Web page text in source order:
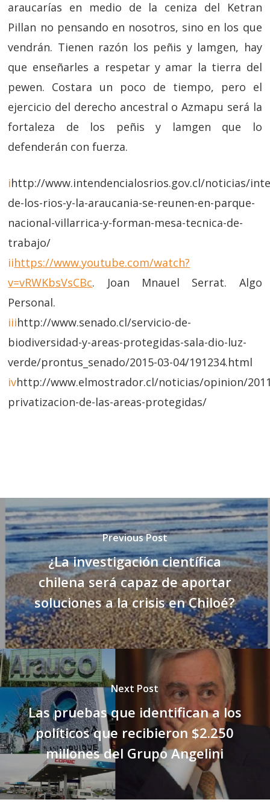
araucarías en medio de la ceniza del Ketran
Pillan no pensando en nosotros, sino en los que
vendrán. Tienen razón los peñis y lamgen, hay
que enseñarles a respetar y amar la tierra del
pewen. Costara un poco de tiempo, pero el
ejercicio del derecho ancestral o Azmapu será la
fortaleza de los peñis y lamgen que lo
defenderán con fuerza.
ihttp://www.intendencialosrios.gov.cl/noticias/
de-los-rios-y-la-araucania-se-reunen-en-parque-
nacional-villarrica-y-forman-mesa-tecnica-de-
trabajo/
iihttps://www.youtube.com/watch?
v=vRWKbsVsCBc. Joan Mnauel Serrat. Algo
Personal.
iiihttp://www.senado.cl/servicio-de-
biodiversidad-y-areas-protegidas-sala-dio-luz-
verde/prontus_senado/2015-03-04/191234.html
ivhttp://www.elmostrador.cl/noticias/opinion/
privatizacion-de-las-areas-protegidas/
Previous Post
¿La investigación científica
chilena será capaz de aportar
soluciones a la crisis en Chiloé?
Next Post
Las pruebas que identifican a los
políticos que recibieron $2.250
millones del Grupo Angelini